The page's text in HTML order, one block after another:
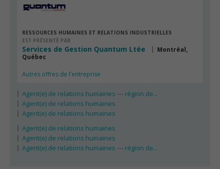
RESSOURCES HUMAINES ET RELATIONS INDUSTRIELLES
EST PRÉSENTÉ PAR
Services de Gestion Quantum Ltée
Montréal,
Québec
Autres offres de l'entreprise
Agent(e) de relations humaines — région de...
Agent(e) de relations humaines
Agent(e) de relations humaines
Agent(e) de relations humaines
Agent(e) de relations humaines
Agent(e) de relations humaines — région de...